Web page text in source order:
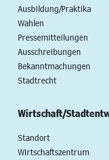
Ausbildung/Praktika
Wahlen
Pressemitteilungen
Ausschreibungen
Bekanntmachungen
Stadtrecht
Wirtschaft/
Standort
Wirtschaftszentrum